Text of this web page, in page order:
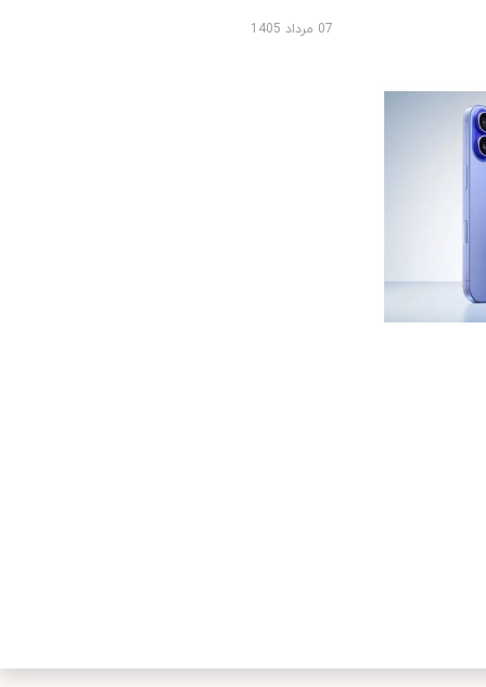
07 مرداد 1405